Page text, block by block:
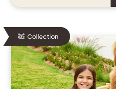
Collection